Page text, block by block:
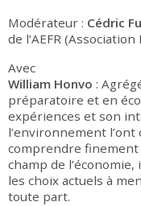
Modérateur : Cédric
de l’AEFR
Avec
William Honvo :
préparatoire et en
expériences et son
l’environnement l’ont
comprendre
champ de
les choix actuels à
toute part.